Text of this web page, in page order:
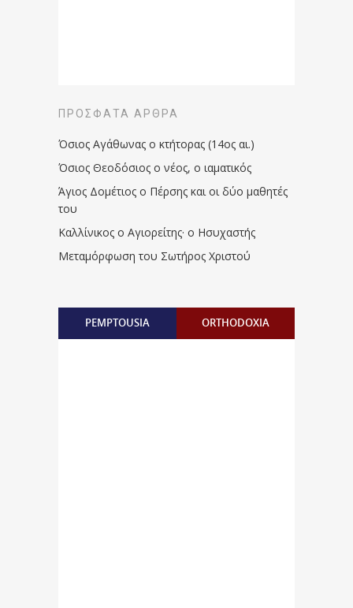
ΠΡΌΣΦΑΤΑ ΆΡΘΡΑ
Όσιος Αγάθωνας ο κτήτορας (14ος αι.)
Όσιος Θεοδόσιος ο νέος, ο ιαματικός
Άγιος Δομέτιος ο Πέρσης και οι δύο μαθητές
του
Καλλίνικος ο Αγιορείτης · ο Ησυχαστής
Μεταμόρφωση του Σωτήρος Χριστού
PEMPTOUSIA ORTHODOXIA